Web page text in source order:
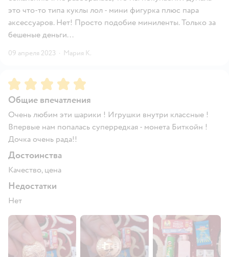
это что-то типа куклы лол - мини фигурка плюс пара
аксессуаров. Нет! Просто подобие миниленты. Только за
бешеные деньги...
09 апреля 2023 · Мария К.
Рейтинг:5
Общие впечатления
Очень любим эти шарики ! Игрушки внутри классные !
Впервые нам попалась суперредкая - монета Биткойн !
Дочка очень рада!!
Достоинства
Качество, цена
Недостатки
Нет